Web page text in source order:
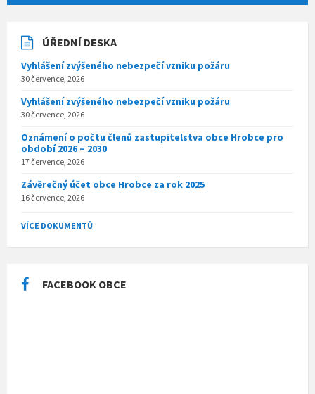
ÚŘEDNÍ DESKA
Vyhlášení zvýšeného nebezpečí vzniku požáru
30 července, 2026
Vyhlášení zvýšeného nebezpečí vzniku požáru
30 července, 2026
Oznámení o počtu členů zastupitelstva obce Hrobce pro
období 2026 – 2030
17 července, 2026
Závěrečný účet obce Hrobce za rok 2025
16 července, 2026
VÍCE DOKUMENTŮ
FACEBOOK OBCE